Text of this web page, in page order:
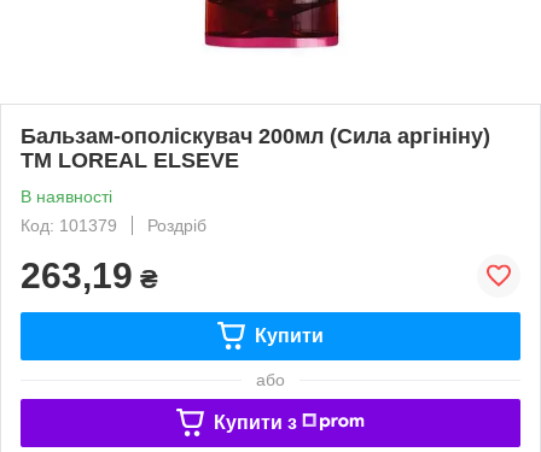
Бальзам-ополіскувач 200мл (Сила аргініну)
ТМ LOREAL ELSEVE
В наявності
Код: 101379
Роздріб
263,19 ₴
Купити
або
Купити з